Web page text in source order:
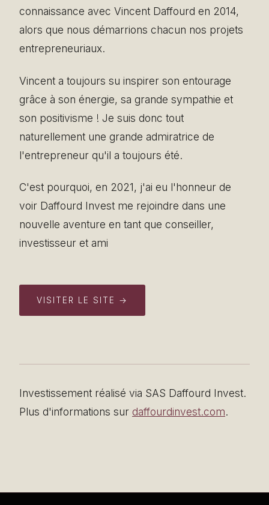
connaissance avec Vincent Daffourd en 2014,
alors que nous démarrions chacun nos projets
entrepreneuriaux.
Vincent a toujours su inspirer son entourage
grâce à son énergie, sa grande sympathie et
son positivisme ! Je suis donc tout
naturellement une grande admiratrice de
l'entrepreneur qu'il a toujours été.
C'est pourquoi, en 2021, j'ai eu l'honneur de
voir Daffourd Invest me rejoindre dans une
nouvelle aventure en tant que conseiller,
investisseur et ami
VISITER LE SITE →
Investissement réalisé via SAS Daffourd Invest.
Plus d'informations sur daffourdinvest.com.